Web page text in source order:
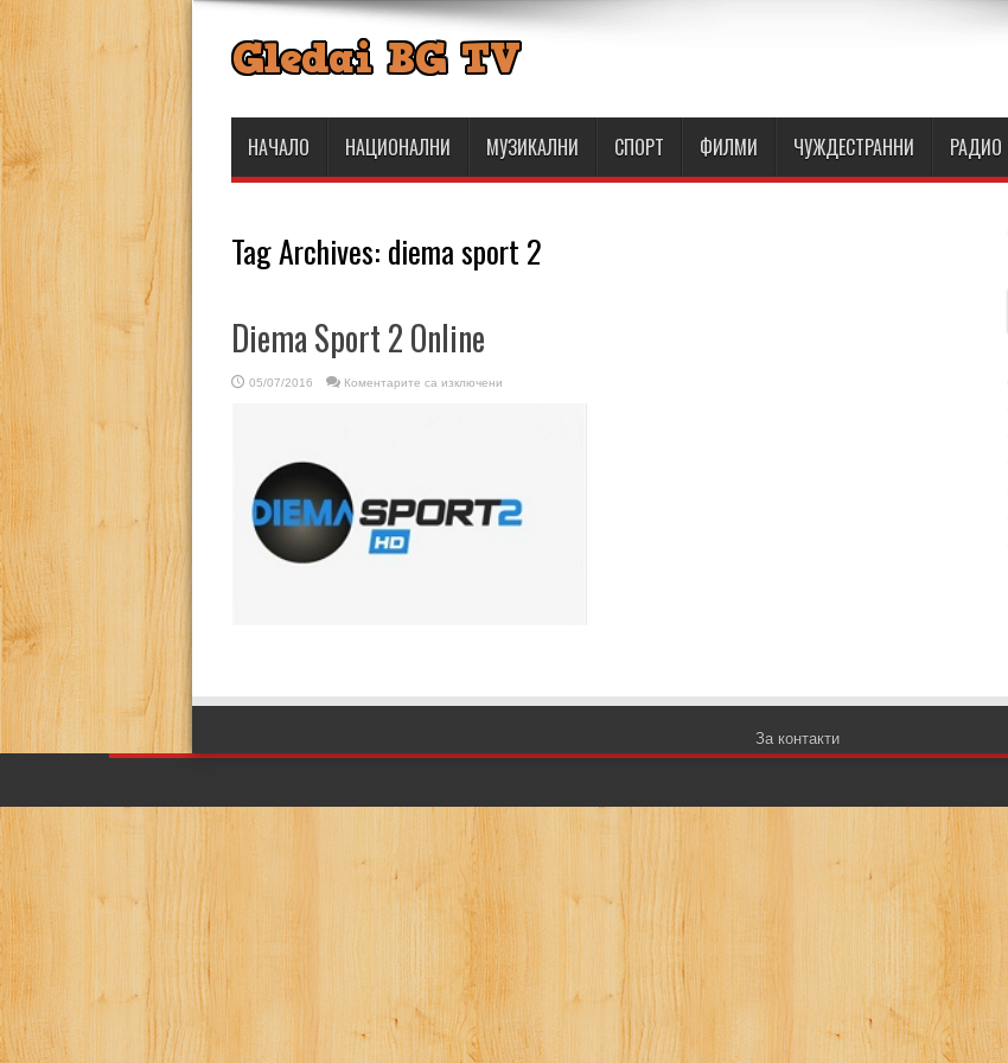
НАЧАЛО НАЦИОНАЛНИ МУЗИКАЛНИ СПОРТ ФИЛМИ ЧУЖДЕСТРАННИ РАДИО
Tag Archives: diema sport 2
Diema Sport 2 Online
05/07/2016 Коментарите са изключениза
За контакти